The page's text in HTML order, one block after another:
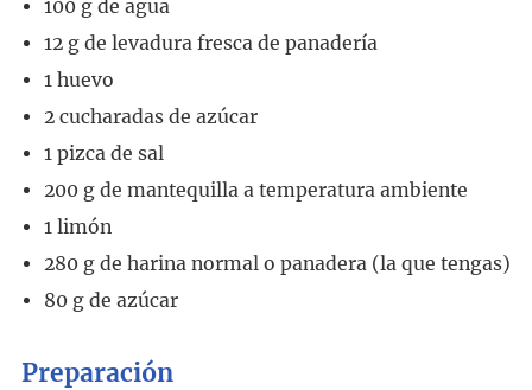
100 g de agua
12 g de levadura fresca de panadería
1 huevo
2 cucharadas de azúcar
1 pizca de sal
200 g de mantequilla a temperatura ambiente
1 limón
280 g de harina normal o panadera (la que tengas)
80 g de azúcar
Preparación